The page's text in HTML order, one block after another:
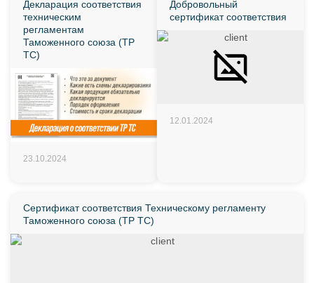
Декларация соответствия
техническим
регламентам
Таможенного союза (ТР
ТС)
23.10.2024
Добровольный
сертификат соответствия
12.01.2024
Сертификат соответствия Техническому регламенту
Таможенного союза (ТР ТС)